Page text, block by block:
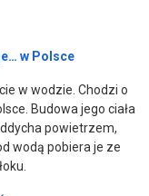
w Polsce
w wodzie. Chodzi o
Budowa jego ciała
powietrzem,
wodą pobiera je ze